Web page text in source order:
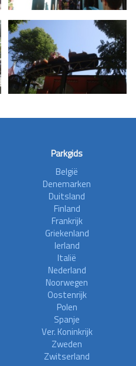
Parkgids
België
Denemarken
Duitsland
Finland
Frankrijk
Griekenland
Ierland
Italië
Nederland
Noorwegen
Oostenrijk
Polen
Spanje
Ver. Koninkrijk
Zweden
Zwitserland